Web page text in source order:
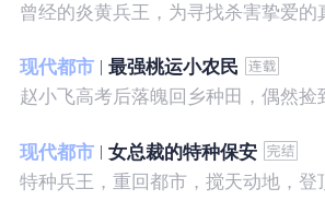
现代都市
最强桃运小农民
现代都市
女总裁的特种保安